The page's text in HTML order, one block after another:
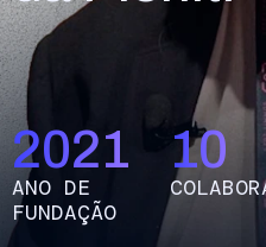
2021
ANO DE
FUNDAÇÃO
10